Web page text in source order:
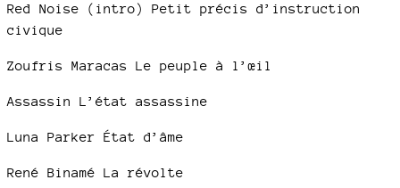
Red Noise (intro) Petit précis d’instruction
civique
Zoufris Maracas Le peuple à l’œil
Assassin L’état assassine
Luna Parker État d’âme
René Binamé La révolte